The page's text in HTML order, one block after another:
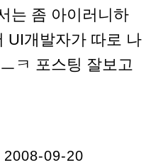
는 좀 아이러니하
UI개발자가 따로 나
ㅋ 포스팅 잘보고
09-20